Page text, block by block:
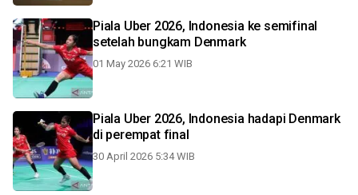
Piala Uber 2026, Indonesia ke semifinal
setelah bungkam Denmark
01 May 2026 6:21 WIB
Piala Uber 2026, Indonesia hadapi Denmark
di perempat final
30 April 2026 5:34 WIB